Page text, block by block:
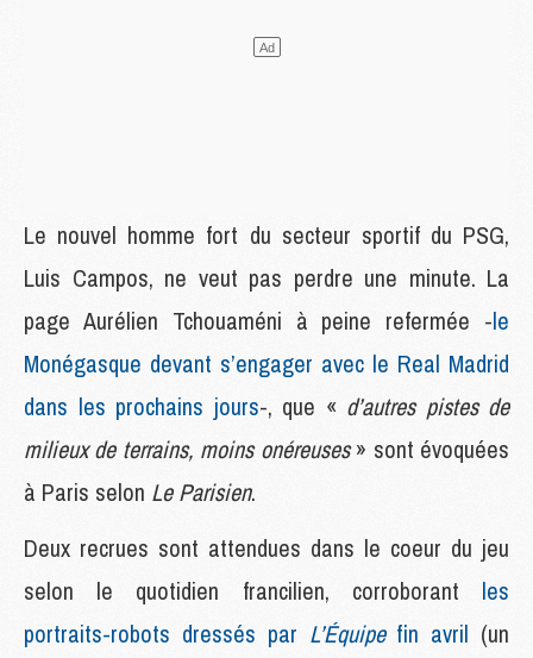
Le nouvel homme fort du secteur sportif du PSG,
Luis Campos, ne veut pas perdre une minute. La
page Aurélien Tchouaméni à peine refermée -le
Monégasque devant s’engager avec le Real Madrid
dans les prochains jours-, que « d’autres pistes de
milieux de terrains, moins onéreuses» sont évoquées
à Paris selon Le Parisien.
Deux recrues sont attendues dans le coeur du jeu
selon le quotidien francilien, corroborant les
portraits-robots dressés par L’Équipefin avril (un